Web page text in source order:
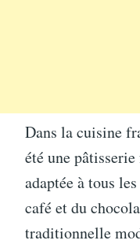
Dans la cuisine
été une
adaptée à tous
café et du
traditionnelle